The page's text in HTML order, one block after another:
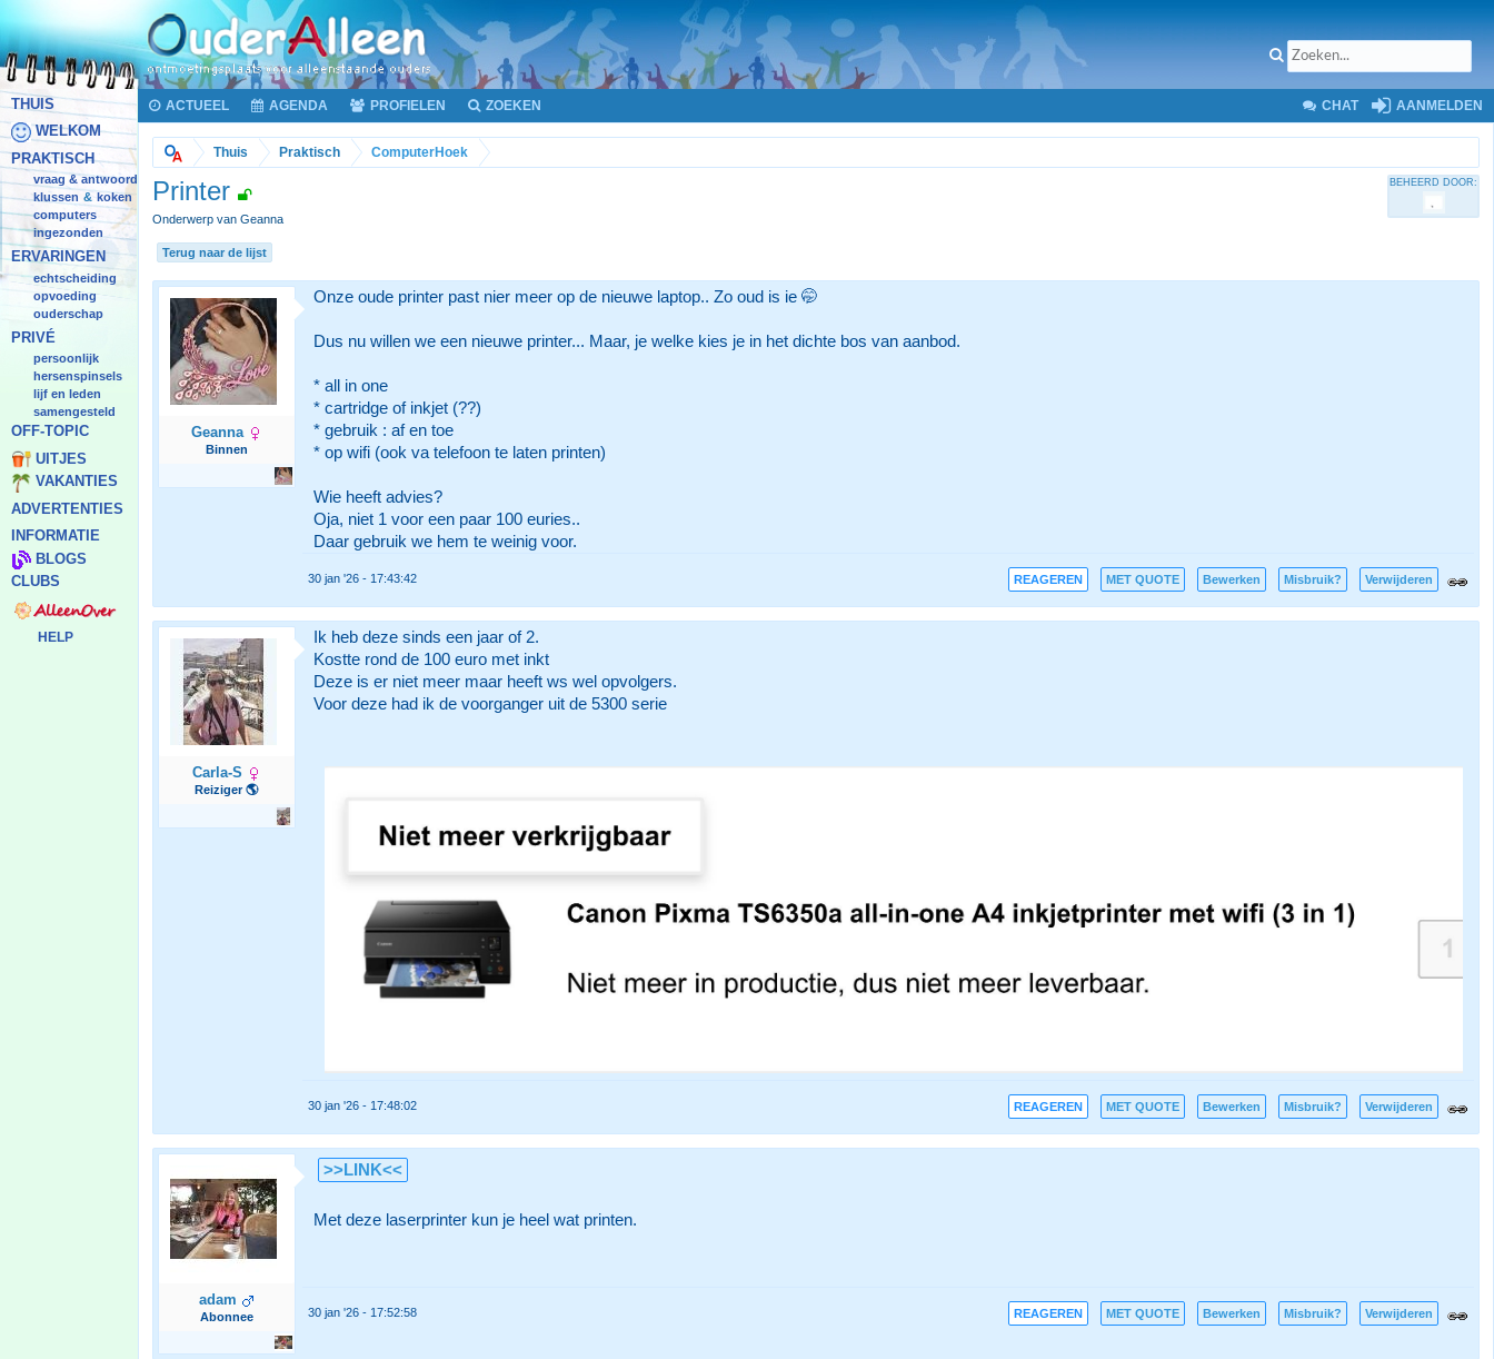
THUIS
WELKOM
PRAKTISCH
vraag & antwoord
klussen & koken
computers
ingezonden
ERVARINGEN
echtscheiding
opvoeding
ouderschap
PRIVÉ
persoonlijk
hersenspinsels
lijf en leden
samengesteld
OFF-TOPIC
UITJES
VAKANTIES
ADVERTENTIES
INFORMATIE
BLOGS
CLUBS
HELP
ACTUEEL AGENDA PROFIELEN ZOEKEN CHAT AANMELDEN
Thuis Praktisch ComputerHoek
Printer
Onderwerp van Geanna
BEHEERD DOOR:
Terug naar de lijst
Geanna
Binnen
Onze oude printer past nier meer op de nieuwe laptop.. Zo oud is ie 🤭
Dus nu willen we een nieuwe printer... Maar, je welke kies je in het dichte bos van aanbod.
* all in one
* cartridge of inkjet (??)
* gebruik : af en toe
* op wifi (ook va telefoon te laten printen)
Wie heeft advies?
Oja, niet 1 voor een paar 100 euries..
Daar gebruik we hem te weinig voor.
30 jan '26 - 17:43:42 REAGEREN MET QUOTE Bewerken Misbruik? Verwijderen
Carla-S
Reiziger 🌎
Ik heb deze sinds een jaar of 2.
Kostte rond de 100 euro met inkt
Deze is er niet meer maar heeft ws wel opvolgers.
Voor deze had ik de voorganger uit de 5300 serie
30 jan '26 - 17:48:02 REAGEREN MET QUOTE Bewerken Misbruik? Verwijderen
adam
Abonnee
>>LINK<<
Met deze laserprinter kun je heel wat printen.
30 jan '26 - 17:52:58 REAGEREN MET QUOTE Bewerken Misbruik? Verwijderen